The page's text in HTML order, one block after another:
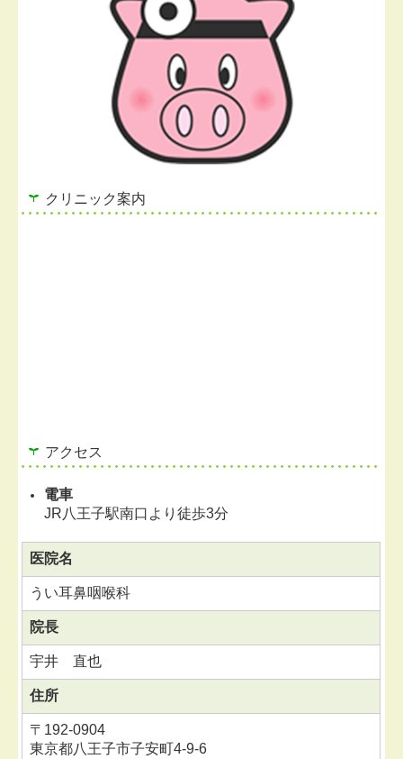
クリニック案内
アクセス
電車
JR八王子駅南口より徒歩3分
医院名
うい耳鼻咽喉科
院長
宇井 直也
住所
〒 192-0904
東京都八王子市子安町4-9-6